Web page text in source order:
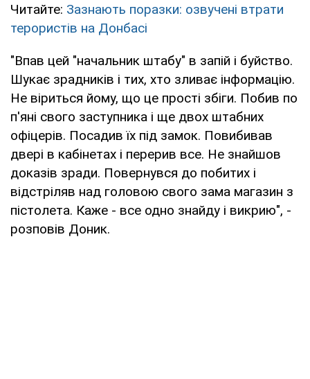
Читайте: Зазнають поразки: озвучені втрати
терористів на Донбасі
"Впав цей "начальник штабу" в запій і буйство.
Шукає зрадників і тих, хто зливає інформацію.
Не віриться йому, що це прості збіги. Побив по
п'яні свого заступника і ще двох штабних
офіцерів. Посадив їх під замок. Повибивав
двері в кабінетах і перерив все. Не знайшов
доказів зради. Повернувся до побитих і
відстріляв над головою свого зама магазин з
пістолета. Каже - все одно знайду і викрию", -
розповів Доник.